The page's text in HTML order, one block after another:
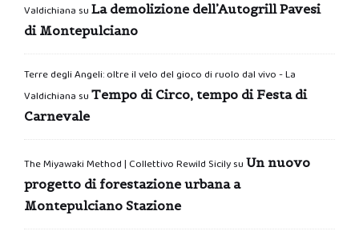
Valdichiana su La demolizione dell’Autogrill Pavesi
di Montepulciano
Terre degli Angeli: oltre il velo del gioco di ruolo dal vivo - La
Valdichiana su Tempo di Circo, tempo di Festa di
Carnevale
The Miyawaki Method | Collettivo Rewild Sicilysu Un nuovo
progetto di forestazione urbana a
Montepulciano Stazione